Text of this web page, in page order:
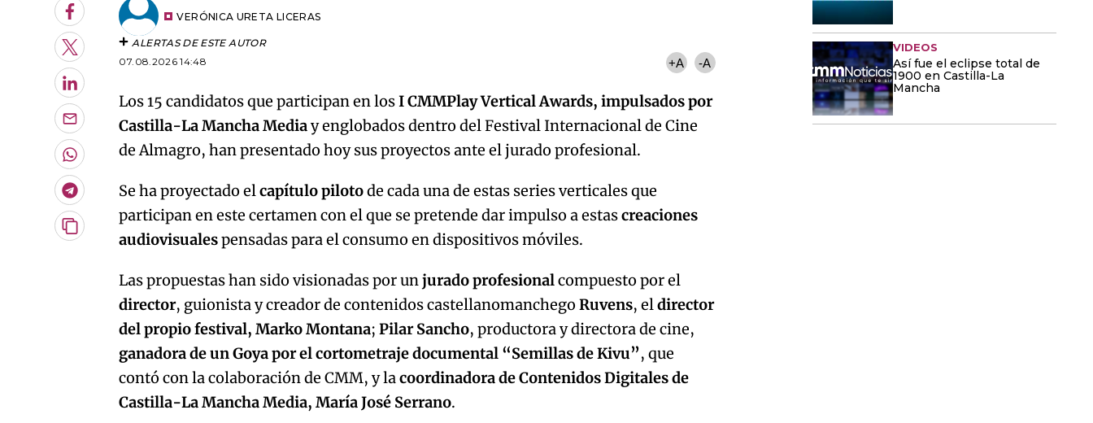
Facebook
Twitter
LinkedIn
Enviar
por
Email
Whatsapp
Telegram
Copiar
artículo
VERÓNICA URETA LICERAS
ALERTAS DE ESTE AUTOR
07.08.2026 14:48
+A -A
Los 15 candidatos que participan en losI CMMPlay Vertical Awards, impulsados por
Castilla-La Mancha Mediay englobados dentro del Festival Internacional de Cine
de Almagro, han presentado hoy sus proyectos ante el jurado profesional.
Se ha proyectado elcapítulo pilotode cada una de estas series verticales que
participan en este certamen con el que se pretende dar impulso a estascreaciones
audiovisualespensadas para el consumo en dispositivos móviles.
Las propuestas han sido visionadas por unjurado profesionalcompuesto por el
director, guionista y creador de contenidos castellanomanchegoRuvens, eldirector
del propio festival, Marko Montana;Pilar Sancho, productora y directora de cine,
ganadora de un Goya por el cortometraje documental “Semillas de Kivu”, que
contó con la colaboración de CMM, y lacoordinadora de Contenidos Digitales de
Castilla-La Mancha Media, María José Serrano.
VIDEOS
Así fue el eclipse total de
1900 en Castilla-La
Mancha